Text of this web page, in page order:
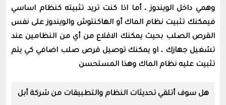
وهمي داخل الويندوز ، أما اذا كنت تريد تثبيته كنظام اساسي
فيمكنك تثبيت نظام الماك أو الهاكنتوش والويندوز على نفس
القرص الصلب بحيث يمكنك الاقلاع من أي من النظامين عند
تشغيل جهازك ، او يمكنك توصيل قرص صلب اضافي كي يتم
تثبيت عليه نظام الماك وهذا المستحسن
هل سوف أتلقي تحديثات النظام والتطبيقات من شركة أبل